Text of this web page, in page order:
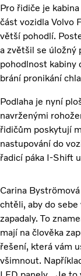
Pro řidiče je
část vozidla Volvo
větší pohodlí.
a zvětšil se úložný
pohodlnost kabiny
brání pronikání
Podlaha je nyní
navrženými
řidičům poskytují
nastupování do
řadicí páka I-Shift
Carina
chtěli, aby do
zapadaly. To
mají na člověka
řešení, která vám
všimnout.